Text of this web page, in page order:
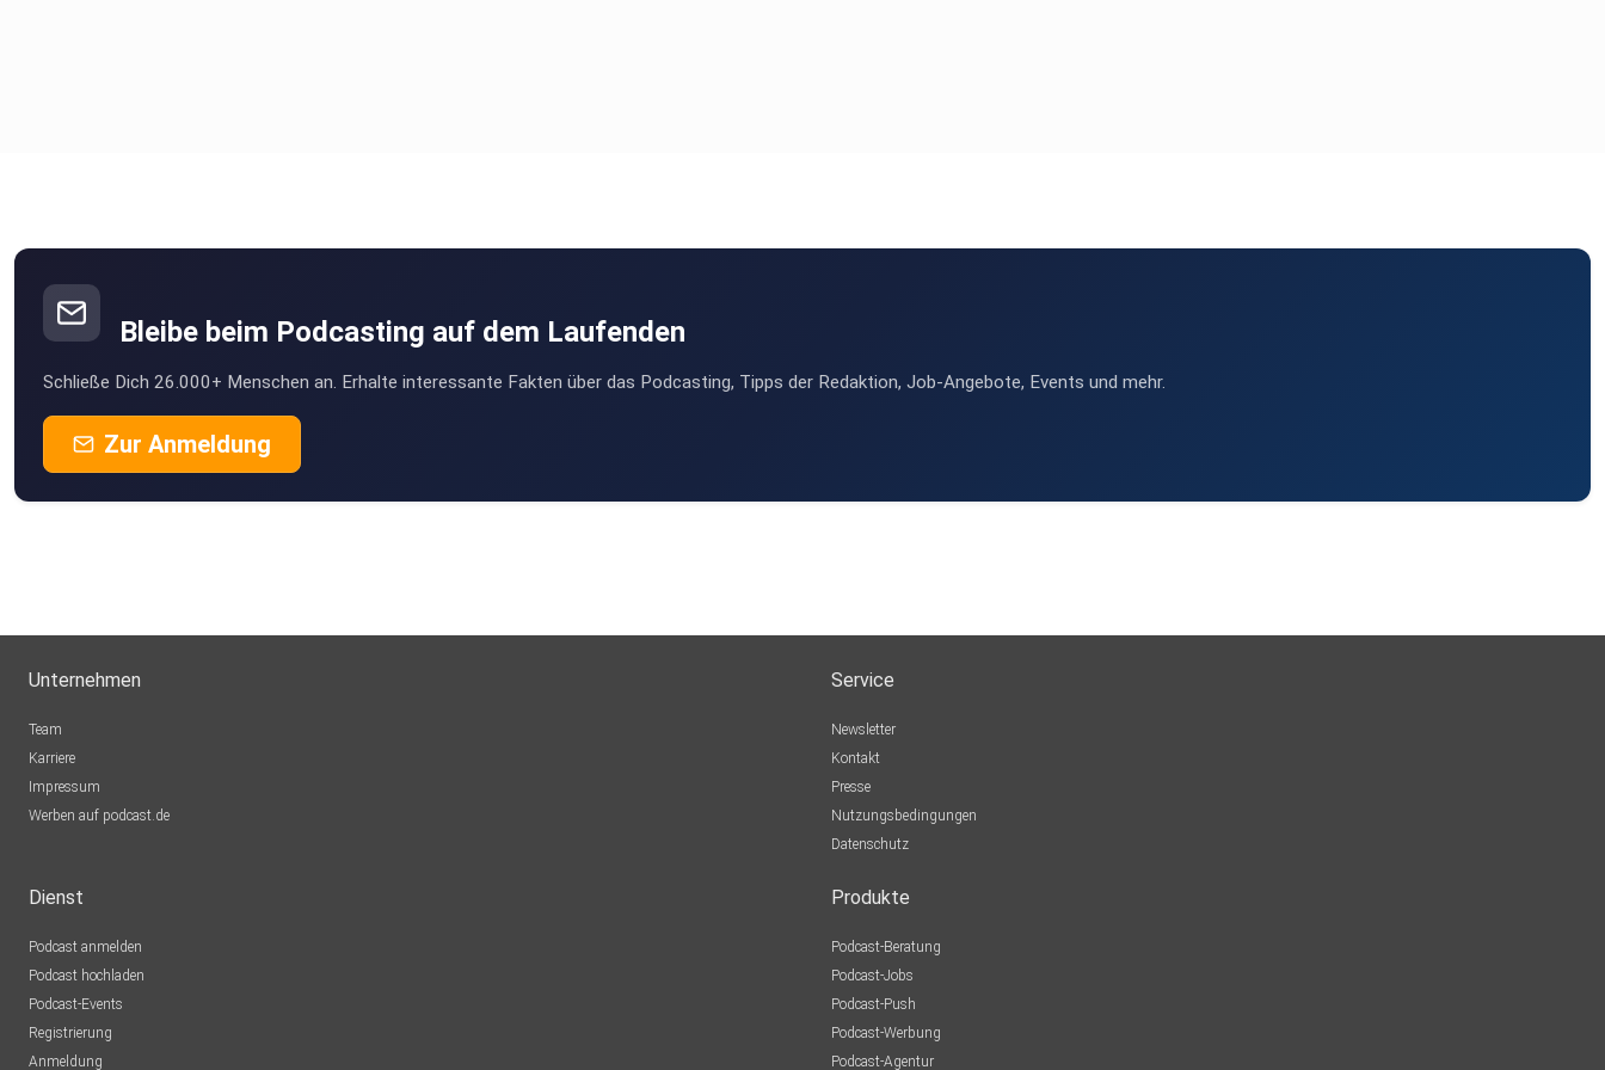
Bleibe beim Podcasting auf dem Laufenden
Schließe Dich 26.000+ Menschen an. Erhalte interessante Fakten über das Podcasting, Tipps der Redaktion, Job-Angebote, Events und mehr.
Zur Anmeldung
Unternehmen
Team
Karriere
Impressum
Werben auf podcast.de
Service
Newsletter
Kontakt
Presse
Nutzungsbedingungen
Datenschutz
Dienst
Podcast anmelden
Podcast hochladen
Podcast-Events
Registrierung
Anmeldung
Produkte
Podcast-Beratung
Podcast-Jobs
Podcast-Push
Podcast-Werbung
Podcast-Agentur